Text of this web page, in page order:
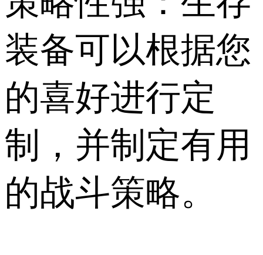
装备可以根据您
的喜好进行定
制，并制定有用
的战斗策略。